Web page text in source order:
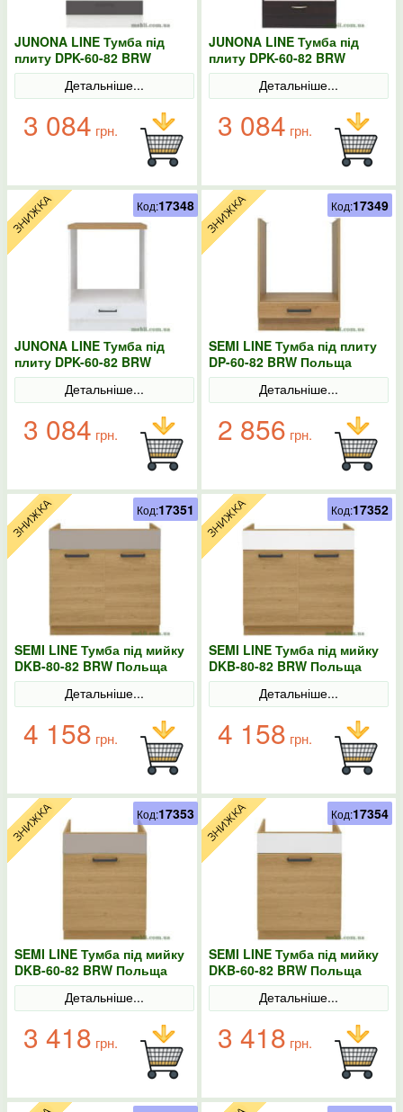
JUNONA LINE Тумба під
плиту DPK-60-82 BRW
Польща колір-сірий
Детальніше...
3 084 грн.
JUNONA LINE Тумба під
плиту DPK-60-82 BRW
Польща венге
Детальніше...
3 084 грн.
JUNONA LINE Тумба під
плиту DPK-60-82 BRW
Польща колір-білий
Детальніше...
3 084 грн.
Код:17348
SEMI LINE Тумба під плиту
DP-60-82 BRW Польща
Детальніше...
2 856 грн.
Код:17349
SEMI LINE Тумба під мийку
DKB-80-82 BRW Польща
конго
Детальніше...
4 158 грн.
Код:17351
SEMI LINE Тумба під мийку
DKB-80-82 BRW Польща
колір-білий
Детальніше...
4 158 грн.
Код:17352
SEMI LINE Тумба під мийку
DKB-60-82 BRW Польща
конго
Детальніше...
3 418 грн.
Код:17353
SEMI LINE Тумба під мийку
DKB-60-82 BRW Польща
колір-білий
Детальніше...
3 418 грн.
Код:17354